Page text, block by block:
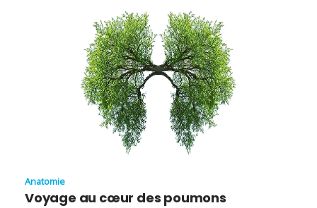
Anatomie
Voyage au cœur des poumons